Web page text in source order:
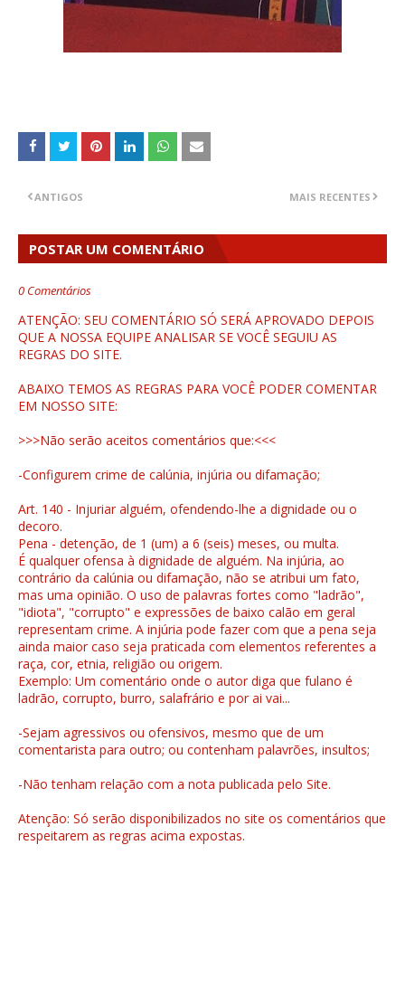
MAIS RECENTES
ANTIGOS
POSTAR UM COMENTÁRIO
0 Comentários
ATENÇÃO: SEU COMENTÁRIO SÓ SERÁ APROVADO DEPOIS
QUE A NOSSA EQUIPE ANALISAR SE VOCÊ SEGUIU AS
REGRAS DO SITE.
ABAIXO TEMOS AS REGRAS PARA VOCÊ PODER COMENTAR
EM NOSSO SITE:
>>>Não serão aceitos comentários que:<<<
-Configurem crime de calúnia, injúria ou difamação;
Art. 140 - Injuriar alguém, ofendendo-lhe a dignidade ou o
decoro.
Pena - detenção, de 1 (um) a 6 (seis) meses, ou multa.
É qualquer ofensa à dignidade de alguém. Na injúria, ao
contrário da calúnia ou difamação, não se atribui um fato,
mas uma opinião. O uso de palavras fortes como "ladrão",
"idiota", "corrupto" e expressões de baixo calão em geral
representam crime. A injúria pode fazer com que a pena seja
ainda maior caso seja praticada com elementos referentes a
raça, cor, etnia, religião ou origem.
Exemplo: Um comentário onde o autor diga que fulano é
ladrão, corrupto, burro, salafrário e por ai vai...
-Sejam agressivos ou ofensivos, mesmo que de um
comentarista para outro; ou contenham palavrões, insultos;
-Não tenham relação com a nota publicada pelo Site.
Atenção: Só serão disponibilizados no site os comentários que
respeitarem as regras acima expostas.